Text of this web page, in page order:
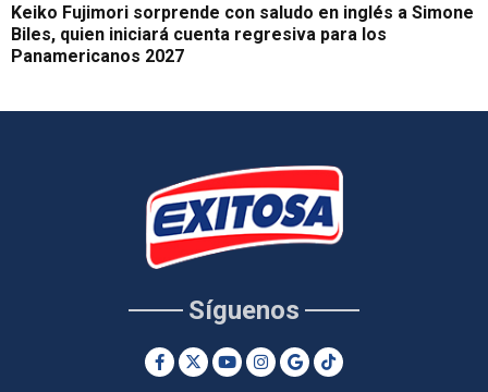
Keiko Fujimori sorprende con saludo en inglés a Simone
Biles, quien iniciará cuenta regresiva para los
Panamericanos 2027
Síguenos